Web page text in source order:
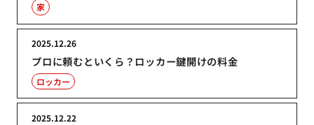
家
プロに頼むといくら？ロッカー鍵開けの料金
2025.12.26
ロッカー
2025.12.22